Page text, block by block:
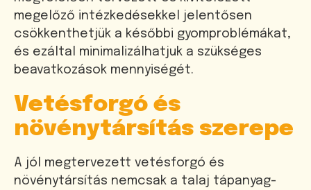
megelőző intézkedésekkel jelentősen
csökkenthetjük a későbbi gyomproblémákat,
és ezáltal minimalizálhatjuk a szükséges
beavatkozások mennyiségét.
Vetésforgó és
növénytársítás szerepe
A jól megtervezett vetésforgó és
növénytársítás nemcsak a talaj tápanyag-